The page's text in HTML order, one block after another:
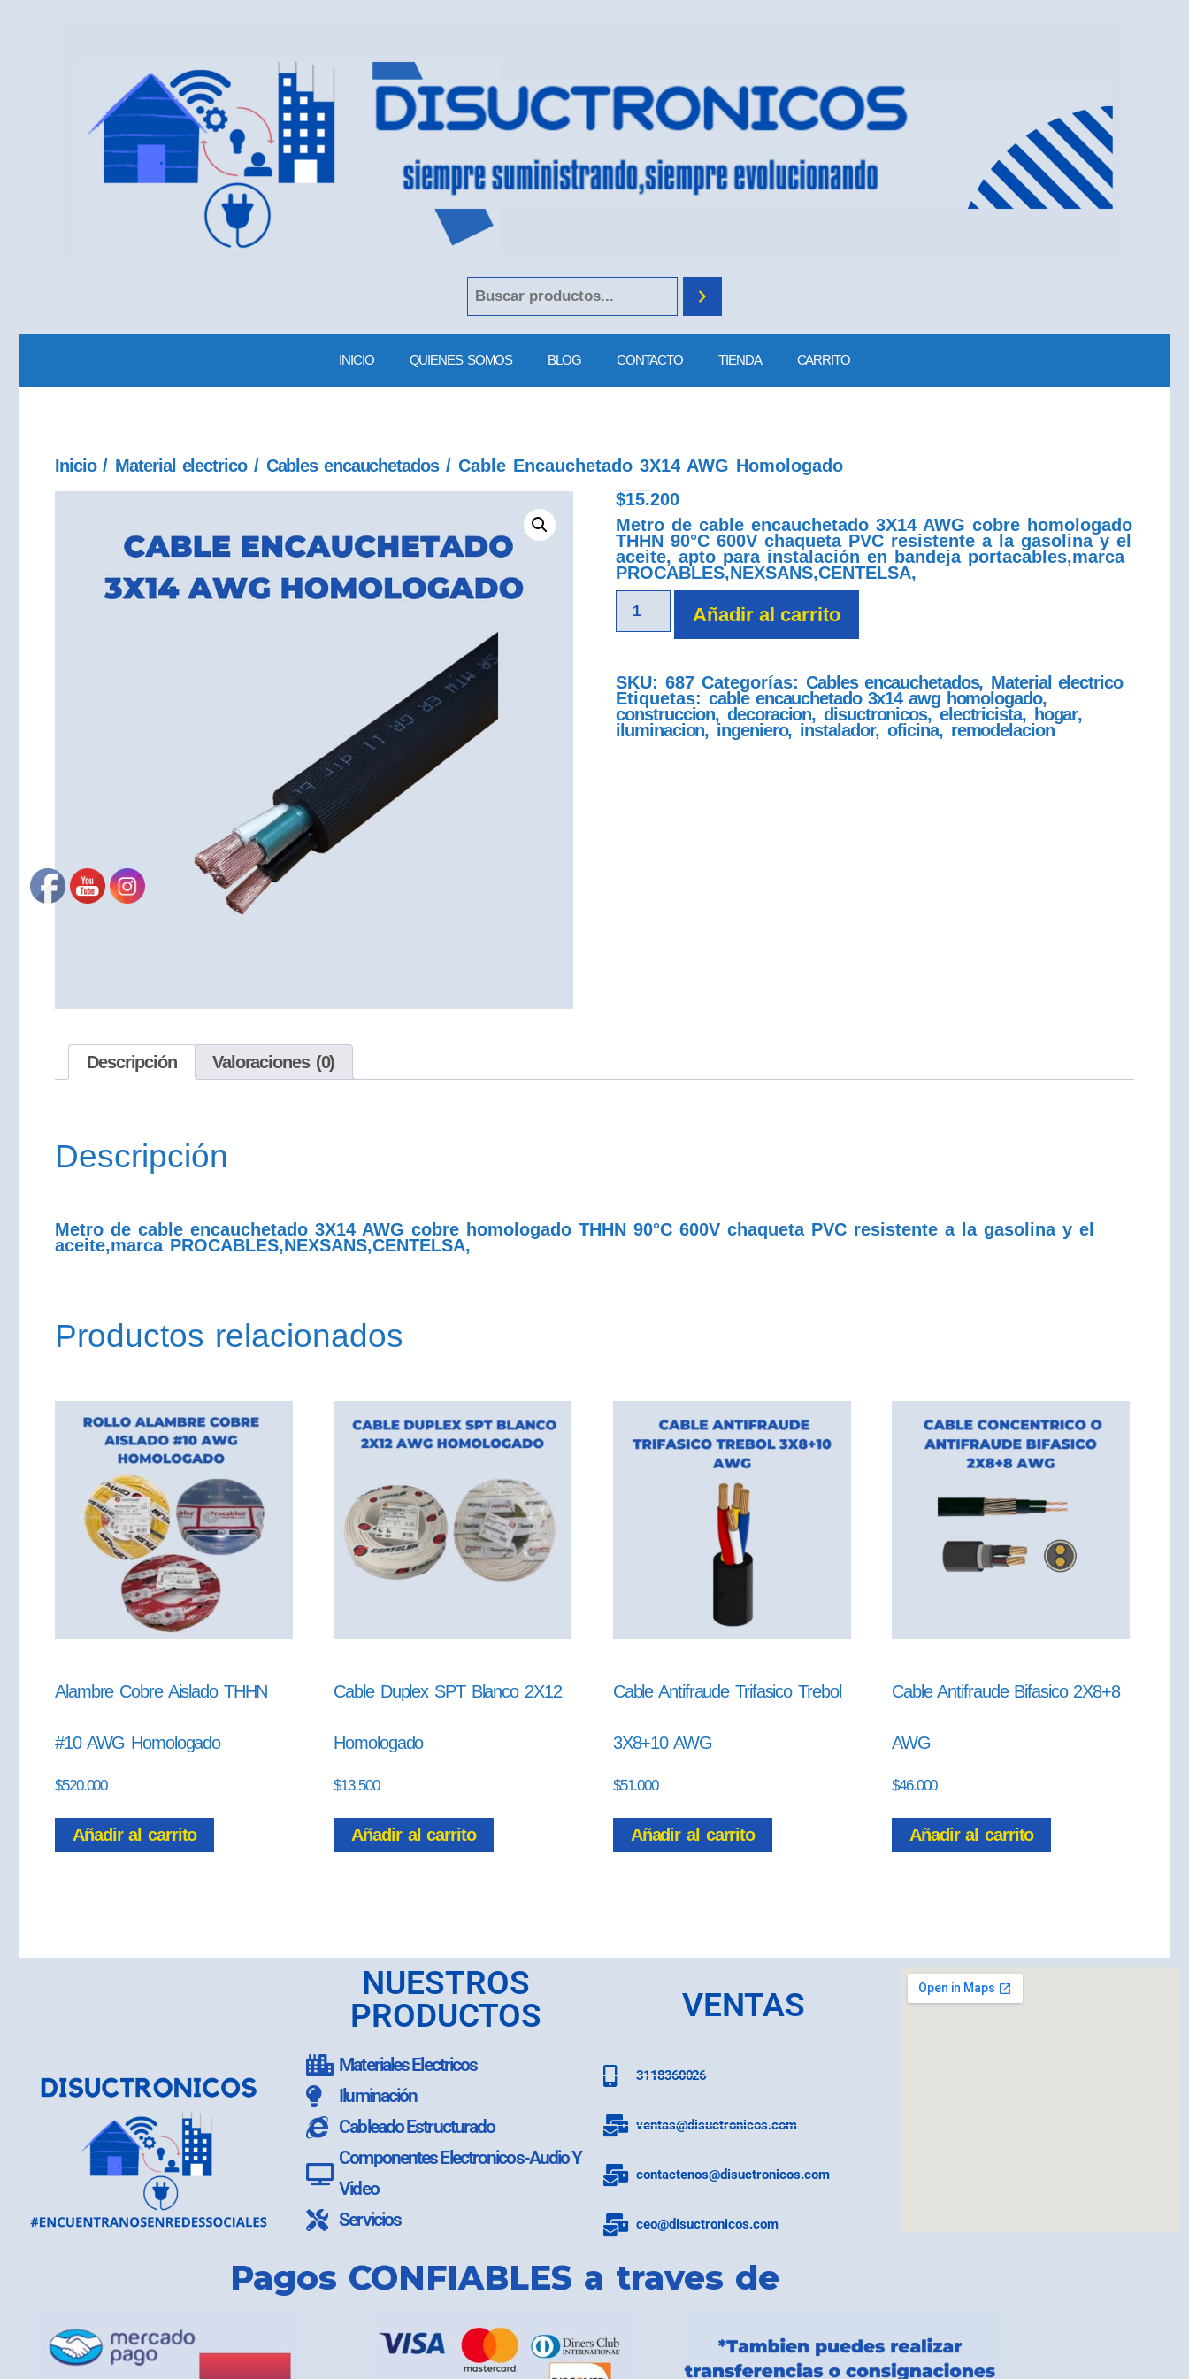
INICIO QUIENES SOMOS BLOG CONTACTO TIENDA CARRITO
Inicio/ Material electrico/ Cables encauchetados/ Cable Encauchetado 3X14 AWG Homologado
$15.200
Metro de cable encauchetado 3X14 AWG cobre homologado
THHN 90°C 600V chaqueta PVC resistente a la gasolina y el
aceite, apto para instalación en bandeja portacables,marca
PROCABLES,NEXSANS,CENTELSA,
Añadir al carrito
SKU:687 Categorías:Cables encauchetados, Material electrico
Etiquetas:cable encauchetado 3x14 awg homologado,
construccion,decoracion,disuctronicos,electricista, hogar,
iluminacion,ingeniero, instalador,oficina, remodelacion
Descripción Valoraciones (0)
Descripción
Metro de cable encauchetado 3X14 AWG cobre homologado THHN 90°C 600V chaqueta PVC resistente a la gasolina y el
aceite,marca PROCABLES,NEXSANS,CENTELSA,
Productos relacionados
Alambre Cobre Aislado THHN
#10 AWG Homologado
$520.000
Añadir al carrito
Cable Duplex SPT Blanco 2X12
Homologado
$13.500
Añadir al carrito
Cable Antifraude Trifasico Trebol
3X8+10 AWG
$51.000
Añadir al carrito
Cable Antifraude Bifasico 2X8+8
AWG
$46.000
Añadir al carrito
NUESTROS
PRODUCTOS
Materiales Electricos
Iluminación
Cableado Estructurado
Componentes Electronicos-Audio Y
Video
Servicios
VENTAS
3118360026
ventas@disuctronicos.com
contactenos@disuctronicos.com
ceo@disuctronicos.com
Pagos CONFIABLES a traves de